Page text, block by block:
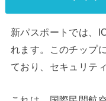
新パスポートでは、
れます。このチップ
ており、セキュリテ